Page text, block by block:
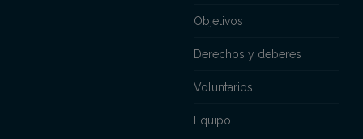
Objetivos
Derechos y deberes
Voluntarios
Equipo